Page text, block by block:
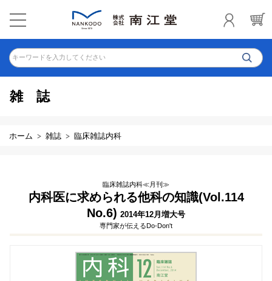
キーワードを入力してください
雑誌
ホーム 雑誌 臨床雑誌内科
臨床雑誌内科≪月刊≫
内科医に求められる他科の知識(Vol.114
No.6) 2014年12月増大号
専門家が伝えるDo-Don't